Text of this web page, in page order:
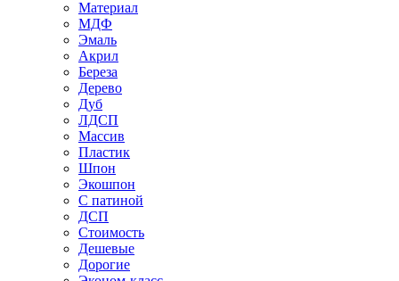
Материал
МДФ
Эмаль
Акрил
Береза
Дерево
Дуб
ЛДСП
Массив
Пластик
Шпон
Экошпон
С патиной
ДСП
Стоимость
Дешевые
Дорогие